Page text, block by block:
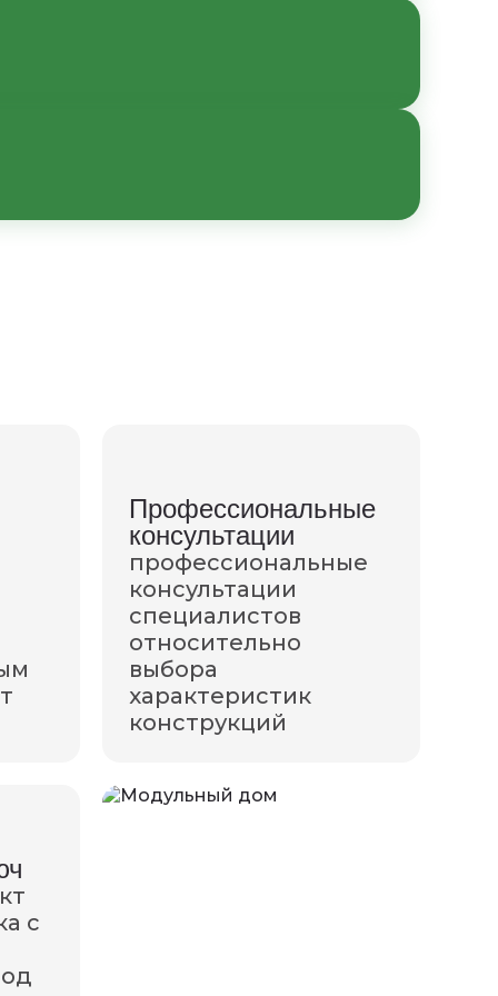
Профессиональные
консультации
профессиональные
консультации
специалистов
относительно
выбора
характеристик
конструкций
с